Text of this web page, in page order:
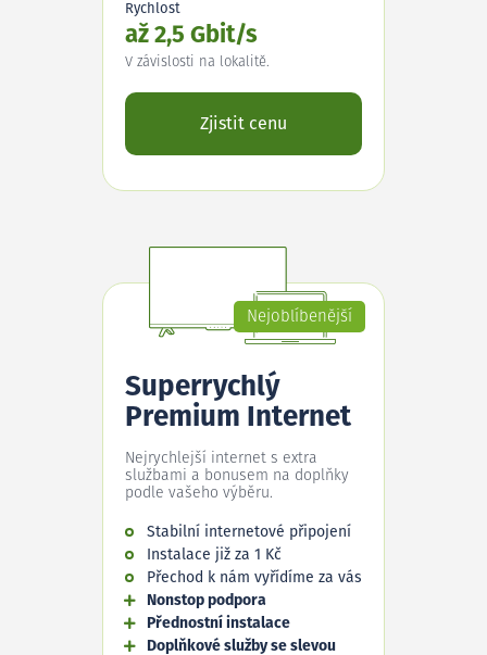
Rychlost
až 2,5 Gbit/s
V závislosti na lokalitě.
Zjistit cenu
Nejoblíbenější
Superrychlý
Premium Internet
Nejrychlejší internet s extra
službami a bonusem na doplňky
podle vašeho výběru.
Stabilní internetové připojení
Instalace již za 1 Kč
Přechod k nám vyřídíme za vás
Nonstop podpora
Přednostní instalace
Doplňkové služby se slevou